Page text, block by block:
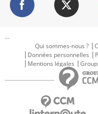
...
Qui sommes-nous ?
Données personnelles
Mentions légales